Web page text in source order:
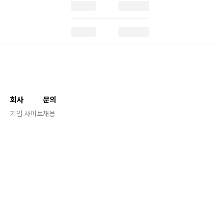
회사
기업 사이트
문의
채용